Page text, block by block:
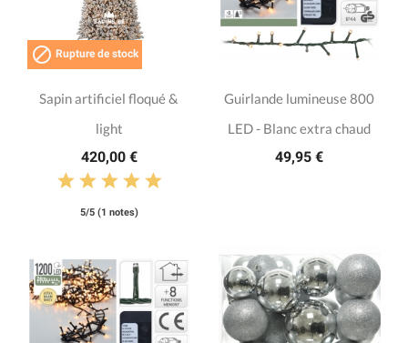
 Rupture de stock
Sapin artificiel floqué &
light
420,00 €
5/5 (1 notes)
Guirlande lumineuse 800
LED - Blanc extra chaud
49,95 €